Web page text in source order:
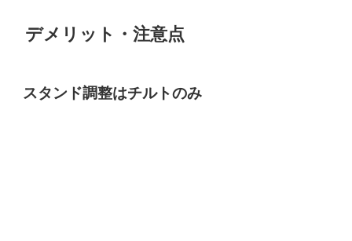
デメリット・注意点
スタンド調整はチルトのみ